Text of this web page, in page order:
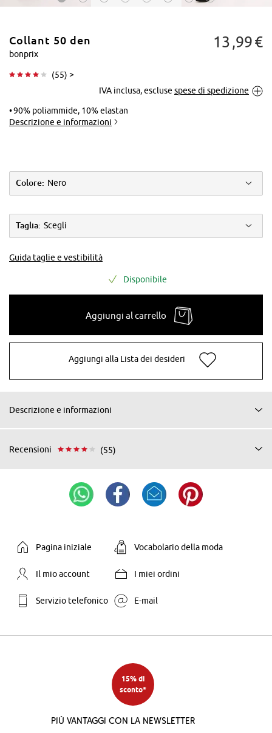
Tocca per
Collant 50 den
bonprix
(55) >
13 99€
IVA inclusa, escluse spese di spedizione
90% poliammide, 10% elastan
Descrizione e informazioni
Colore: Nero
Taglia: Scegli
Guida taglie e vestibilità
Disponibile
Aggiungi al carrello
Aggiungi alla Lista dei desideri
Descrizione e informazioni
Recensioni (55)
Pagina iniziale Vocabolario della moda
Il mio account I miei ordini
Servizio telefonico E-mail
15% di
sconto*
Più vantaggi con la newsletter